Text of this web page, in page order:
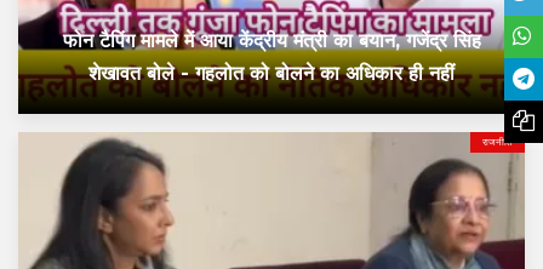
फोन टैपिंग मामले में आया केंद्रीय मंत्री का बयान, गजेंद्र सिंह
शेखावत बोले - गहलोत को बोलने का अधिकार ही नहीं
राजनीति